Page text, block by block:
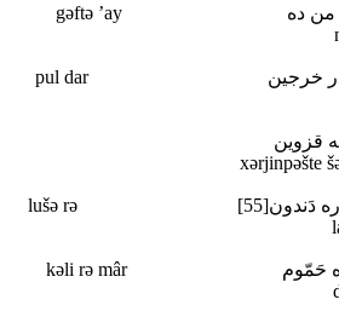
گفته اَی نوجوان پولش به من ده gәftә ’ay
پول در کیسه بودا کیسه در خرجین pul dar
رفته قزوین
لوشه ره لَب داینه لَب ها ره دَندون[55] lušә rә
کلی ره مار داینا مار بورده حَمّوم kәli rә mâr